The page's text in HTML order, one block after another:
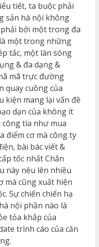
tiết, ta buộc phải
sản hà nội không
bởi một trong đa
một trong những
tắc, một làn sóng
& đa dạng &
mã trực đường
quay cuồng của
kiện mang lại vấn đề
dạn của không ít
công tía như mua
điểm cơ mà công ty
bài bác viết &
tốc nhất Chắn
này nêu lên nhiều
mà cũng xuất hiện
Sự chiến chiến hạ
nội phần nào là
tỏa khắp của
trình cáo của căn